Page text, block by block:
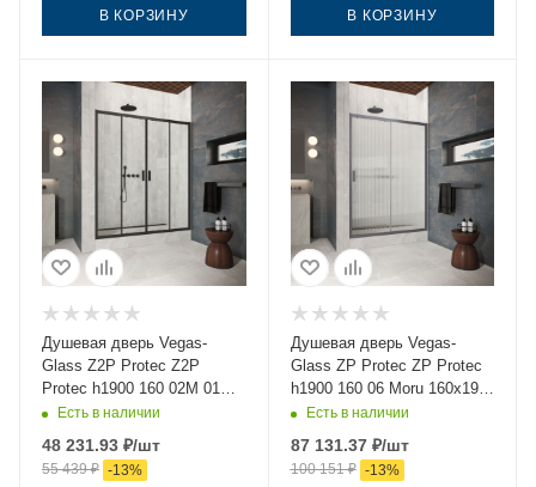
В КОРЗИНУ В КОРЗИНУ
Душевая дверь Vegas-
Glass Z2P Protec Z2P
Protec h1900 160 02М 01
160х190 стекло прозрачное
Есть в наличии
48 231.93 ₽/шт
55 439₽ -13%
Душевая дверь Vegas-
Glass ZP Protec ZP Protec
h1900 160 06 Moru 160х190
стекло рифленое профиль
Есть в наличии
87 131.37₽/шт
100 151₽ -13%